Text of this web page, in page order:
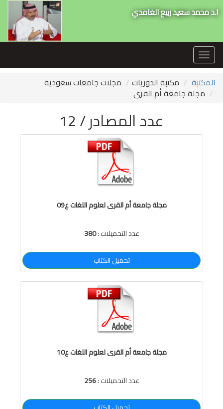
ا.د محمد سعيد ربيع الغامدي
Toggle
navigation
المكتبة
مكتبة الدوريات مجلات جامعات سعودية
مجلة جامعة أم القرى
عدد المصادر / 12
مجلة جامعة أم القرى لعلوم اللغات ع09
عدد التحميلات :380
تحميل الكتاب
مجلة جامعة أم القرى لعلوم اللغات ع10
عدد التحميلات :256